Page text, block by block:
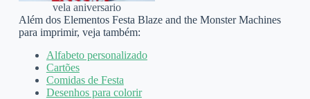
vela aniversario
Além dos Elementos Festa Blaze and the Monster Machines
para imprimir, veja também:
Alfabeto personalizado
Cartões
Comidas de Festa
Desenhos para colorir